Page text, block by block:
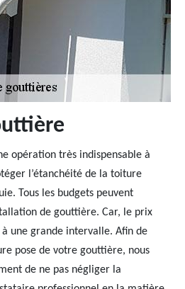
opération très indispensable à
l’étanchéité de la toiture
Tous les budgets peuvent
de gouttière. Car, le prix
à une grande intervalle. Afin de
pose de votre gouttière, nous
de ne pas négliger la